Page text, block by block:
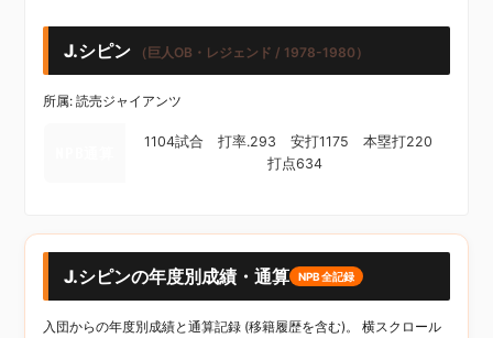
J.シピン （巨人OB・レジェンド / 1978-1980）
所属: 読売ジャイアンツ
1104試合 打率.293 安打1175 本塁打220
打点634
J.シピンの年度別成績・通算 NPB全記録
入団からの年度別成績と通算記録 (移籍履歴を含む)。 横スクロール